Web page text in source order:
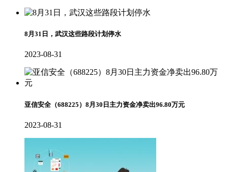
8月31日，武汉这些路段计划停水
2023-08-31
亚信安全（688225）8月30日主力资金净卖出96.80万元
2023-08-31